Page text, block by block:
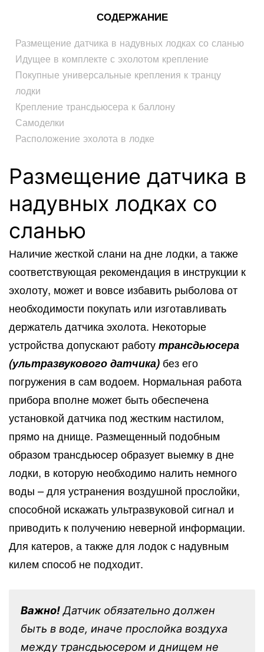
СОДЕРЖАНИЕ
Размещение датчика в надувных лодках со сланью
Идущее в комплекте с эхолотом крепление
Покупные универсальные крепления к транцу
лодки
Крепление трансдьюсера к баллону
Самоделки
Расположение эхолота в лодке
Размещение датчика в
надувных лодках со
сланью
Наличие жесткой слани на дне лодки, а также
соответствующая рекомендация в инструкции к
эхолоту, может и вовсе избавить рыболова от
необходимости покупать или изготавливать
держатель датчика эхолота. Некоторые
устройства допускают работутрансдьюсера
(ультразвукового датчика) без его
погружения в сам водоем. Нормальная работа
прибора вполне может быть обеспечена
установкой датчика под жестким настилом,
прямо на днище. Размещенный подобным
образом трансдьюсер образует выемку в дне
лодки, в которую необходимо налить немного
воды – для устранения воздушной прослойки,
способной искажать ультразвуковой сигнал и
приводить к получению неверной информации.
Для катеров, а также для лодок с надувным
килем способ не подходит.
Важно! Датчик обязательно должен
быть в воде, иначе прослойка воздуха
между трансдьюсером и днищем не